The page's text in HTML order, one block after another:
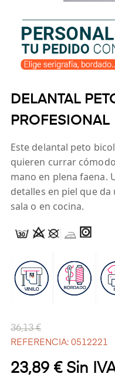
DELANTAL
PROFESIONAL
Este delantal peto
quieren currar
mano en plena faena.
detalles en piel que
sala o en cocina.
36,13 €
REFERENCIA: 0512221
23,89 € Sin IVA